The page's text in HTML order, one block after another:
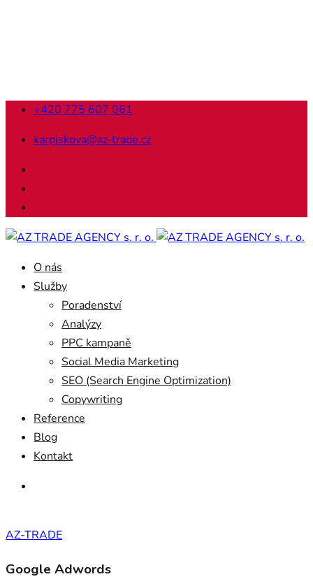
+420 775 607 061
karpiskova@az-trade.cz
O nás
Služby
Poradenství
Analýzy
PPC kampaně
Social Media Marketing
SEO (Search Engine Optimization)
Copywriting
Reference
Blog
Kontakt
AZ-TRADE
Google Adwords